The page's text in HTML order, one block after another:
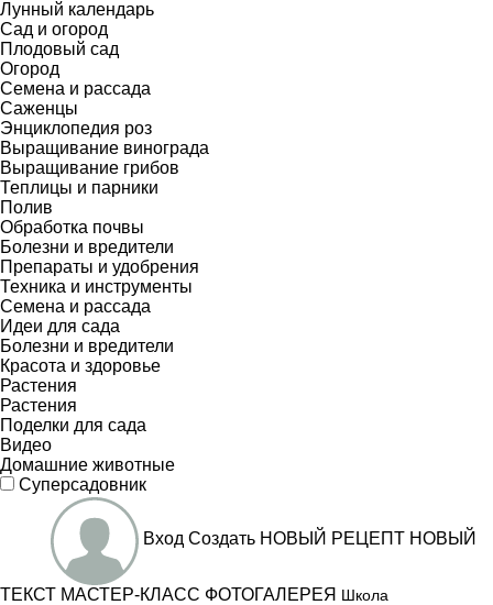
Лунный календарь
Сад и огород
Плодовый сад
Огород
Семена и рассада
Саженцы
Энциклопедия роз
Выращивание винограда
Выращивание грибов
Теплицы и парники
Полив
Обработка почвы
Болезни и вредители
Препараты и удобрения
Техника и инструменты
Семена и рассада
Идеи для сада
Болезни и вредители
Красота и здоровье
Растения
Растения
Поделки для сада
Видео
Домашние животные
Суперсадовник
Вход Создать НОВЫЙ РЕЦЕПТ НОВЫЙ
ТЕКСТ МАСТЕР-КЛАСС ФОТОГАЛЕРЕЯ Школа